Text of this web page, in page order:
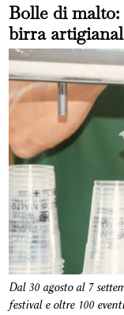
Bolle di
birra
Dal 30 agosto al 7
festival e oltre 100